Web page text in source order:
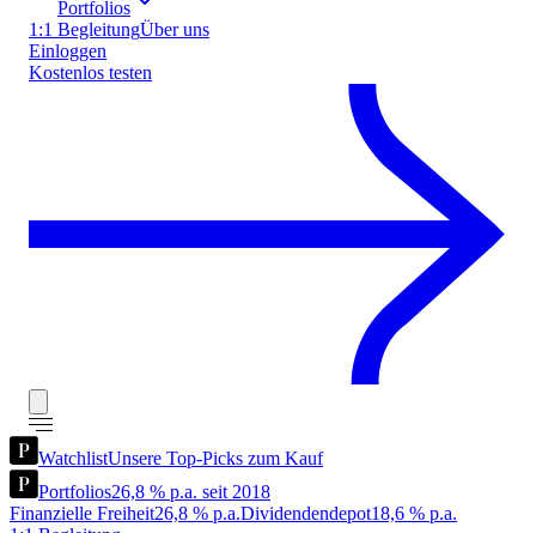
Portfolios
1:1 BegleitungÜber uns
Einloggen
Kostenlos testen
WatchlistUnsere Top-Picks zum Kauf
Portfolios26,8 % p.a. seit 2018
Finanzielle Freiheit26,8 % p.a.Dividendendepot18,6 % p.a.